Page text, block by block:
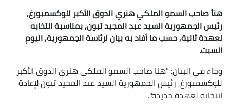
هنأ صاحب السمو الملكي هنري الدوق الأكبر للوكسمبورغ,
رئيس الجمهورية السيد عبد المجيد تبون, بمناسبة انتخابه
لعهدة ثانية, حسب ما أفاد به بيان لرئاسة الجمهورية, اليوم
السبت.
وجاء في البيان: "هنا صاحب السمو الملكي هنري الدوق الأكبر
للوكسمبورغ, رئيس الجمهورية السيد عبد المجيد تبون لإعادة
انتخابه لعهدة جديدة".